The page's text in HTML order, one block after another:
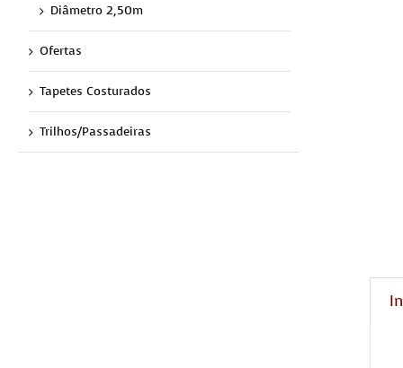
Diâmetro 2,50m
Ofertas
Tapetes Costurados
Trilhos/Passadeiras